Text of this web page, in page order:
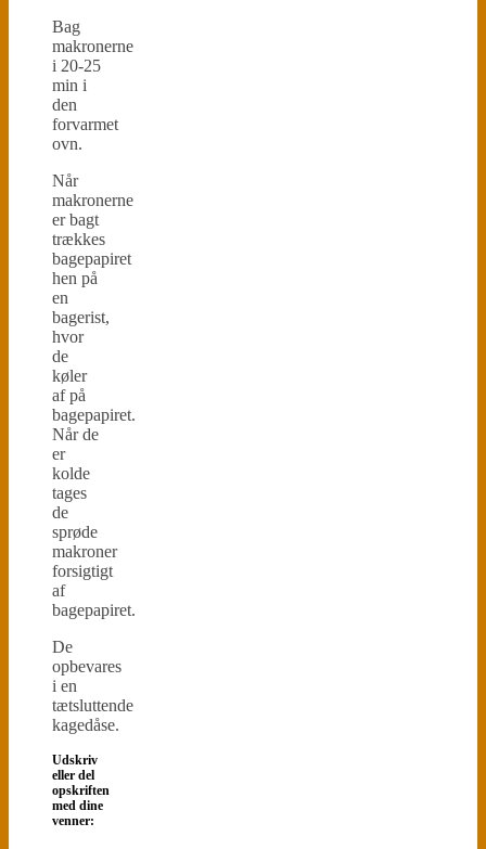
Bag
makronerne
i 20-25
min i
den
forvarmet
ovn.
Når
makronerne
er bagt
trækkes
bagepapiret
hen på
en
bagerist,
hvor
de
køler
af på
bagepapiret.
Når de
er
kolde
tages
de
sprøde
makroner
forsigtigt
af
bagepapiret.
De
opbevares
i en
tætsluttende
kagedåse.
Udskriv
eller del
opskriften
med dine
venner: